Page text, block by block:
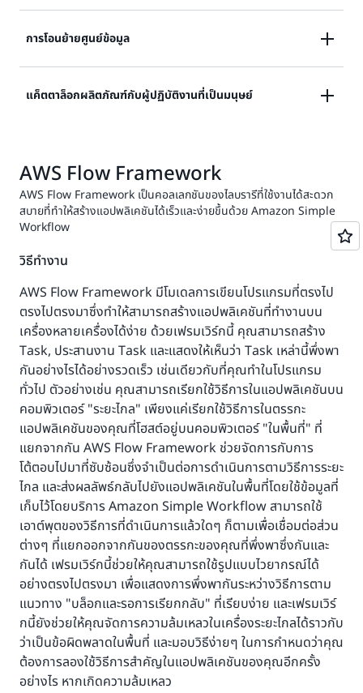
โฮสต์ของคุณ (ไม่ว่าโฮสต์จะอยู่ในคลาวด์หรือในองค์กรก็ตาม)
แอปพลิเคชันจะสื่อสารกับ Amazon SWF โดยใช้ API เพื่อ
บันทึกความสำเร็จหรือความล้มเหลวของ Task ต่างๆ จากนั้น
Amazon SWF จะดำเนินการต่อตามลำดับของ Task โดยการ
กำหนดงานเวิร์กโฟลว์ถัดไปให้กับโฮสต์แอปพลิเคชันหรือโดยการ
เข้าสู่ระบบคอนโซลการจัดการของ AWS เพื่อเริ่มการดำเนินการ
เวิร์กโฟลว์ของ Amazon SWF หรือคุณจะเริ่มดำเนินการ
เวิร์กโฟลว์ผ่าน Amazon SWF API ของเราก็ได้เช่นกัน
Amazon SWF ใช้อินเทอร์เฟซบริการในรูปแบบเว็บที่เรียบง่าย
เวิร์กโฟลว์และทำให้ Task แรกพร้อมใช้งานกับโฮสต์
แอปพลิเคชันใดตัวหนึ่ง
DescribeWorkflowExecution:แสดงสถานะของ Task
ต่างๆ และการดำเนินการเวิร์กโฟลว์ของคุณ
PollForActivityTask: โฮสต์แอปพลิเคชันของคุณ (ใน
ระบบคลาวด์หรือในองค์กร) ขอและดำเนินการ Tasks ต่างๆ
ในเวิร์กโฟลว์ในลูปอย่างต่อเนื่อง
RespondActivityTaskCompleted:โฮสต์แอปพลิเคชัน
จะบอกกับ Amazon SWF ว่าทำ Task เสร็จแล้ว จากนั้น
Amazon SWF จะดำเนินการเวิร์กโฟลว์ต่อไปโดยทำให้ Task
ถัดไปพร้อมใช้งานในโฮสต์แอปพลิเคชัน
TerminateWorkflowExecution: หยุดการขับเคลื่อนการ
ดำเนินการเวิร์กโฟลว์ที่เฉพาะเจาะจงให้ไปขั้นตอนข้างหน้า
Amazon SWF จะไม่มอบหมาย Task ใด ๆ ในการดำเนิน
การเวิร์กโฟลว์เฉพาะนี้ให้กับโฮสต์แอปพลิเคชัน
วัตถุประสงค์การใช้งานและข้อจำกัด
การใช้บริการนี้ของคุณเป็นไปตามข้อตกลงของลูกค้า Amazon
Web Services
การเข้ารหัสวิดีโอโดยใช้
เป็นก้อนจะต้องมีการเฝ้าติดตาม หลังจากอัปโหลดก้อน
ก้อนข้อมูลทั้งหมดถูกเข้ารหัสแล้วด้วยวิธีนี้ ก็จะนำไปผสม
รวมกับไฟล์ที่เข้ารหัสโดยสมบูรณ์แล้วซึ่งจัดเก็บกลับไป
ทั้งหมดที่ Amazon S3 อาจเกิดภาวะขัดข้องขึ้นได้ใน
ระหว่างขั้นตอนนี้อันเนื่องมาจากพบข้อผิดพลาดในการเข้า
รหัสของก้อนข้อมูลอย่างน้อยหนึ่งก้อน ภาวะขัดข้องดัง
กล่าวจำเป็นจะต้องมีการตรวจจับและจัดการผ่านระบบจัด
การโฟลว์ของกระบวนการบนระบบคลาวด์ของ Amazon
SWF
การโอนย้ายศูนย์ข้อมูล
การโยกย้ายส่วนประกอบจากศูนย์ข้อมูลไปยังระบบคลา
ใช้ Amazon SWF สามารถผสมผสานหน่วยปฏิบัติงานซึ่ง
รวมส่วนประกอบที่รันอยู่ในศูนย์ข้อมูลเข้ากับหน่วยปฏิบัติ
งานที่รันอยู่บนระบบคลาวด์ เพื่อเปลี่ยนผ่านหน่วยปฏิบัติ
งานในศูนย์ข้อมูลอย่างไร้รอยต่อ จึงเลือกนำหน่วยปฏิบัติ
งานใหม่ประเภทเดียวกันมาติดตั้งใช้จริงก่อนในระบบคลาวด์
หน่วยปฏิบัติงานในศูนย์ข้อมูลจะยังคงรันอย่างต่อเนื่องตาม
ปกติพร้อมกับหน่วยปฏิบัติงานใหม่ที่ใช้ระบบคลาวด์ หน่วย
ปฏิบัติงานที่ใช้ระบบคลาวด์จะได้รับการทดสอบและตรวจ
สอบความถูกต้องโดยการจัดเส้นทางปริมาณงานส่วนหนึ่ง
ผ่านหน่วยเหล่านี้ ในระหว่างการทดสอบนี้ แอปพลิเคชันจะไม่
ถูกขัดจังหวะการทำงานเนื่องจากหน่วยปฏิบัติงานในศูนย์
ข้อมูลยังคงรันอย่างต่อเนื่อง หลังจากที่ทดสอบสำเร็จ
หน่วยปฏิบัติงานในศูนย์ข้อมูลก็จะค่อยๆ หยุดทำงาน และ
หน่วยปฏิบัติงานในระบบคลาวด์จะปรับเพิ่มขนาดเพื่อย้าย
ทั้งหมดไปยังแอปพลิเคชันการจัดการโฟลว์กระบวนการบน
ระบบคลาวด์ ขั้นตอนของโฟลว์กระบวนการบนระบบคลาวด์
นี้สามารถดำเนินการซ้ำให้กับหน่วยปฏิบัติงานอื่นๆ ทั้งหมด
ในศูนย์ข้อมูลได้ เพื่อให้แอปพลิเคชันย้ายไปยังระบบคลาวด์
โดยสมบูรณ์ หากเป็นเพราะเหตุผลทางธุรกิจบางประการ
บางขั้นตอนการประมวลผลจะต้องดำเนินการอย่างต่อเนื่อง
ในศูนย์ข้อมูลส่วนบุคคล หน่วยปฏิบัติงานเหล่านั้นก็ยังคง
สามารถรันได้ต่อไปในศูนย์ข้อมูลส่วนบุคคลและยังคงมีส่วน
ร่วมในแอปพลิเคชันอยู่
แค็ตตาล็อกผลิตภัณฑ์กับผู้ปฏิบัติงานที่เป็นมนุษย์
Amazon Mechanical Turkแม้ว่าจะมีการตรวจสอบ
ความถูกต้องของข้อมูลในแค็ตตาล็อกขนาดใหญ่ แต่
ผลิตภัณฑ์ในแค็ตตาล็อกก็จะประมวลผลแบบกลุ่ม สามารถ
ประมวลผลกลุ่มต่างๆ พร้อมกันได้ สำหรับแต่ละกลุ่ม ข้อมูล
ผลิตภัณฑ์จะดึงมาจากเซิร์ฟเวอร์ในศูนย์ข้อมูลและแปลงเป็น
ไฟล์ CSV (Comma Separated Values) ที่กำหนดให้ใช้
โดย Requester User Interface (RUI) ของ Amazon
Mechanical Turk จะอัปโหลด CSV เพื่อใส่ข้อมูลและรัน
HIT (Human Intelligence Task) เมื่อรัน HIT เสร็จ ก็จะ
แปลงไฟล์ CSV ที่ได้มาแบบผันกลับเพื่อให้ได้ข้อมูลกลับมา
เป็นรูปแบบเดิม จากนั้น ผลที่ได้ก็จะได้รับการประเมินและผู้
ปฏิบัติงานของ Amazon Mechanical Turk ก็จะได้รับ
เงินสำหรับผลลัพธ์ที่ยอมรับได้ ผลที่ล้มเหลวจะถูกคัดออก
และประมวลผลซ้ำ ในขณะที่ผลลัพธ์ของ HIT ที่ยอมรับได้จะ
นำมาใช้เพื่ออัปเดตแค็ตตาล็อก ในขณะที่ประมวลผลเป็นก
ลุ่ม ระบบจำเป็นต้องติดตามคุณภาพผู้ปฏิบัติงานของ
Amazon Mechanical Turk และปรับการชำระเงินให้
สอดคล้อง HIT ที่ล้มเหลวจะมีการจัดชุดใหม่อีกครั้งและส่ง
มาผ่านขั้นตอนนั้นอีกครั้ง
AWS Flow Framework
AWS Flow Framework เป็นคอลเลกชันของไลบรารีที่ใช้งานได้สะดวก
สบายที่ทำให้สร้างแอปพลิเคชันได้เร็วและง่ายขึ้นด้วย Amazon Simple
Workflow
วิธีทำงาน
AWS Flow Framework มีโมเดลการเขียนโปรแกรมที่ตรงไป
ตรงไปตรงมาซึ่งทำให้สามารถสร้างแอปพลิเคชันที่ทำงานบน
เครื่องหลายเครื่องได้ง่าย ด้วยเฟรมเวิร์กนี้ คุณสามารถสร้าง
Task, ประสานงาน Task และแสดงให้เห็นว่า Task เหล่านี้พึ่งพา
กันอย่างไรได้อย่างรวดเร็ว เช่นเดียวกับที่คุณทำในโปรแกรม
ทั่วไป ตัวอย่างเช่น คุณสามารถเรียกใช้วิธีการในแอปพลิเคชันบน
คอมพิวเตอร์ "ระยะไกล" เพียงแค่เรียกใช้วิธีการในตรรกะ
แอปพลิเคชันของคุณที่โฮสต์อยู่บนคอมพิวเตอร์ "ในพื้นที่" ที่
แยกจากกัน AWS Flow Framework ช่วยจัดการกับการ
โต้ตอบไปมาที่ซับซ้อนซึ่งจำเป็นต่อการดำเนินการตามวิธีการระยะ
ไกล และส่งผลลัพธ์กลับไปยังแอปพลิเคชันในพื้นที่โดยใช้ข้อมูลที่
เก็บไว้โดยบริการ Amazon Simple Workflow สามารถใช้
เอาต์พุตของวิธีการที่ดำเนินการแล้วใดๆ ก็ตามเพื่อเชื่อมต่อส่วน
ต่างๆ ที่แยกออกจากกันของตรรกะของคุณที่พึ่งพาซึ่งกันและ
กันได้ เฟรมเวิร์กนี้ช่วยให้คุณสามารถใช้รูปแบบไวยากรณ์ได้
อย่างตรงไปตรงมา เพื่อแสดงการพึ่งพากันระหว่างวิธีการตาม
แนวทาง "บล็อกและรอการเรียกกลับ" ที่เรียบง่าย และเฟรมเวิร์
กนี้ยังช่วยให้คุณจัดการความล้มเหลวในเครื่องระยะไกลได้ราวกับ
ว่าเป็นข้อผิดพลาดในพื้นที่ และมอบวิธีง่ายๆ ในการกำหนดว่าคุณ
ต้องการลองใช้วิธีการสำคัญในแอปพลิเคชันของคุณอีกครั้ง
อย่างไร หากเกิดความล้มเหลว